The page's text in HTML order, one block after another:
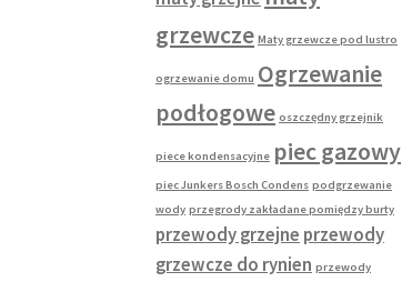
grzewcze Maty grzewcze pod lustro
ogrzewanie domu Ogrzewanie
podłogowe oszczędny grzejnik
piece kondensacyjne piec gazowy
piec Junkers Bosch Condens podgrzewanie
wody przegrody zakładane pomiędzy burty
przewody grzejne przewody
grzewcze do rynien przewody